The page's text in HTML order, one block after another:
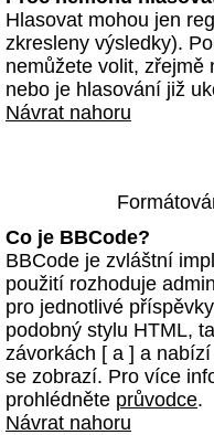
Hlasovat mohou jen
zkresleny výsledky).
nemůžete volit, zřejmě
nebo je hlasování již
Návrat nahoru
Co je BBCode?
BBCode je zvláštní
použití rozhoduje
pro jednotlivé
podobný stylu HTML,
závorkách [ a ] a
se zobrazí. Pro více
prohlédněte průvodce.
Návrat nahoru